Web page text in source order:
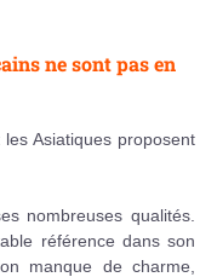
ne sont pas en
Asiatiques proposent
nombreuses qualités.
référence dans son
manque de charme,